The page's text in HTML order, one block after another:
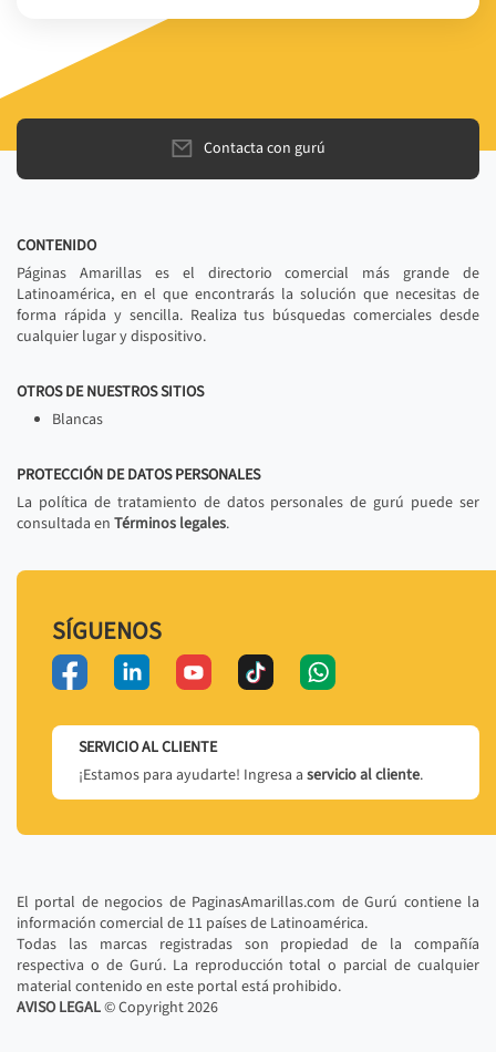
Contacta con gurú
CONTENIDO
Páginas Amarillas es el directorio comercial más grande de
Latinoamérica, en el que encontrarás la solución que necesitas de
forma rápida y sencilla. Realiza tus búsquedas comerciales desde
cualquier lugar y dispositivo.
OTROS DE NUESTROS SITIOS
Blancas
PROTECCIÓN DE DATOS PERSONALES
La política de tratamiento de datos personales de gurú puede ser
consultada en Términos legales.
SÍGUENOS
SERVICIO AL CLIENTE
¡Estamos para ayudarte! Ingresa a servicio al cliente.
El portal de negocios de PaginasAmarillas.com de Gurú contiene la
información comercial de 11 países de Latinoamérica.
Todas las marcas registradas son propiedad de la compañía
respectiva o de Gurú. La reproducción total o parcial de cualquier
material contenido en este portal está prohibido.
AVISO LEGAL© Copyright2026